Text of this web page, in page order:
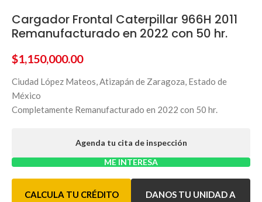
Cargador Frontal Caterpillar 966H 2011
Remanufacturado en 2022 con 50 hr.
$1,150,000.00
Ciudad López Mateos, Atizapán de Zaragoza, Estado de
México
Completamente Remanufacturado en 2022 con 50 hr.
Agenda tu cita de inspección
ME INTERESA
CALCULA TU CRÉDITO
DANOS TU UNIDAD A